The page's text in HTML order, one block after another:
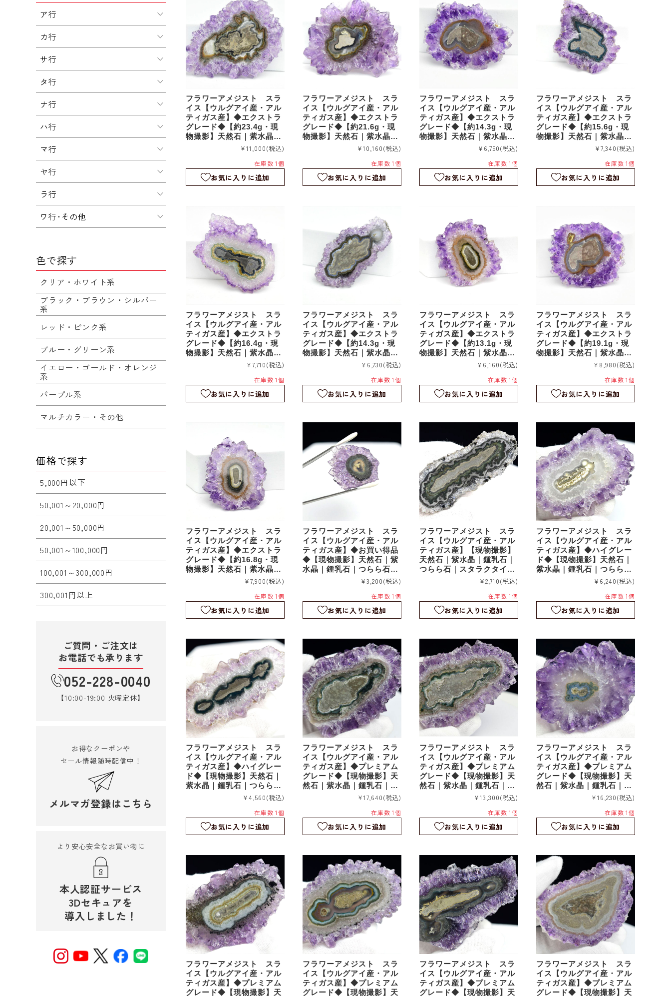
フラワーアメジスト スラ
イス【ウルグアイ産・アル
ティガス産】◆エクストラ
グレード◆【約23.4g・現
物撮影】天然石｜紫水晶｜
鍾乳石｜つらら石｜スタラ
¥11,000(税込)
在庫数 1個
お気に入りに追加
フラワーアメジスト スラ
イス【ウルグアイ産・アル
ティガス産】◆エクストラ
グレード◆【約21.6g・現
物撮影】天然石｜紫水晶｜
鍾乳石｜つらら石｜スタラ
¥10,160(税込)
在庫数 1個
お気に入りに追加
フラワーアメジスト スラ
イス【ウルグアイ産・アル
ティガス産】◆エクストラ
グレード◆【約14.3g・現
物撮影】天然石｜紫水晶｜
鍾乳石｜つらら石｜スタラ
¥6,750(税込)
在庫数 1個
お気に入りに追加
フラワーアメジスト スラ
イス【ウルグアイ産・アル
ティガス産】◆エクストラ
グレード◆【約15.6g・現
物撮影】天然石｜紫水晶｜
鍾乳石｜つらら石｜スタラ
¥7,340(税込)
在庫数 1個
お気に入りに追加
フラワーアメジスト スラ
イス【ウルグアイ産・アル
ティガス産】◆エクストラ
グレード◆【約16.4g・現
物撮影】天然石｜紫水晶｜
鍾乳石｜つらら石｜スタラ
¥7,710(税込)
在庫数 1個
お気に入りに追加
フラワーアメジスト スラ
イス【ウルグアイ産・アル
ティガス産】◆エクストラ
グレード◆【約14.3g・現
物撮影】天然石｜紫水晶｜
鍾乳石｜つらら石｜スタラ
¥6,730(税込)
在庫数 1個
お気に入りに追加
フラワーアメジスト スラ
イス【ウルグアイ産・アル
ティガス産】◆エクストラ
グレード◆【約13.1g・現
物撮影】天然石｜紫水晶｜
鍾乳石｜つらら石｜スタラ
¥6,160(税込)
在庫数 1個
お気に入りに追加
フラワーアメジスト スラ
イス【ウルグアイ産・アル
ティガス産】◆エクストラ
グレード◆【約19.1g・現
物撮影】天然石｜紫水晶｜
鍾乳石｜つらら石｜スタラ
¥8,980(税込)
在庫数 1個
お気に入りに追加
フラワーアメジスト スラ
イス【ウルグアイ産・アル
ティガス産】◆エクストラ
グレード◆【約16.8g・現
物撮影】天然石｜紫水晶｜
鍾乳石｜つらら石｜スタラ
¥7,900(税込)
在庫数 1個
お気に入りに追加
フラワーアメジスト スラ
イス【ウルグアイ産・アル
ティガス産】◆お買い得品
◆【現物撮影】天然石｜紫
水晶｜鍾乳石｜つらら石｜
スタラクタイト｜スライス
¥3,200(税込)
在庫数 1個
お気に入りに追加
フラワーアメジスト スラ
イス【ウルグアイ産・アル
ティガス産】【現物撮影】
天然石｜紫水晶｜鍾乳石｜
つらら石｜スタラクタイト
｜スライス｜fa190¥2,710(税込)
在庫数 1個
お気に入りに追加
フラワーアメジスト スラ
イス【ウルグアイ産・アル
ティガス産】◆ハイグレー
ド◆【現物撮影】天然石｜
紫水晶｜鍾乳石｜つらら石
｜スタラクタイト｜スライ
¥6,240(税込)
在庫数 1個
お気に入りに追加
フラワーアメジスト スラ
イス【ウルグアイ産・アル
ティガス産】◆ハイグレー
ド◆【現物撮影】天然石｜
紫水晶｜鍾乳石｜つらら石
｜スタラクタイト｜スライ
¥4,560(税込)
在庫数 1個
お気に入りに追加
フラワーアメジスト スラ
イス【ウルグアイ産・アル
ティガス産】◆プレミアム
グレード◆【現物撮影】天
然石｜紫水晶｜鍾乳石｜つ
らら石｜スタラクタイト｜
¥17,640(税込)
在庫数 1個
お気に入りに追加
フラワーアメジスト スラ
イス【ウルグアイ産・アル
ティガス産】◆プレミアム
グレード◆【現物撮影】天
然石｜紫水晶｜鍾乳石｜つ
らら石｜スタラクタイト｜
¥13,300(税込)
在庫数 1個
お気に入りに追加
フラワーアメジスト スラ
イス【ウルグアイ産・アル
ティガス産】◆プレミアム
グレード◆【現物撮影】天
然石｜紫水晶｜鍾乳石｜つ
らら石｜スタラクタイト｜
¥16,230(税込)
在庫数 1個
お気に入りに追加
フラワーアメジスト スラ
イス【ウルグアイ産・アル
ティガス産】◆プレミアム
グレード◆【現物撮影】天
フラワーアメジスト スラ
イス【ウルグアイ産・アル
ティガス産】◆プレミアム
グレード◆【現物撮影】天
フラワーアメジスト スラ
イス【ウルグアイ産・アル
ティガス産】◆プレミアム
グレード◆【現物撮影】天
フラワーアメジスト スラ
イス【ウルグアイ産・アル
ティガス産】◆プレミアム
グレード◆【現物撮影】天
ア行
カ行
サ行
タ行
ナ行
ハ行
マ行
ヤ行
ラ行
ワ行･その他
色で探す
クリア・ホワイト系
ブラック・ブラウン・シルバー
系
レッド・ピンク系
ブルー・グリーン系
イエロー・ゴールド・オレンジ
系
パープル系
マルチカラー・その他
価格で探す
5,000円以下
50,001～20,000円
20,001～50,000円
50,001～100,000円
100,001～300,000円
300,001円以上
ご質問・ご注文は
お電話でも承ります
052-228-0040
【10:00-19:00 火曜定休】
お得なクーポンや
セール情報随時配信中！
メルマガ登録はこちら
より安心安全なお買い物に
本人認証サービス
3Dセキュアを
導入しました！